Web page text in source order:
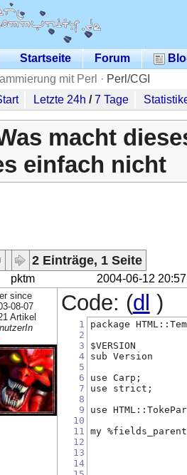
Startseite Forum
mit Perl · Perl/CGI
Letzte 24h /7 Tage
macht
einfach nicht
2 Einträge, 1 Seite
pktm 2004-06-12 20:57
since
08-07
Artikel
Code: (dl )
1
2
3
4
5
6
7
8
9
10
11
12
13
14
package
use Carp;
use strict;
use